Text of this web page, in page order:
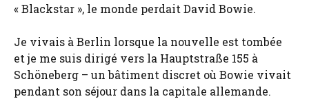
« Blackstar », le monde perdait David Bowie.
Je vivais à Berlin lorsque la nouvelle est tombée
et je me suis dirigé vers la Hauptstraße 155 à
Schöneberg – un bâtiment discret où Bowie vivait
pendant son séjour dans la capitale allemande.